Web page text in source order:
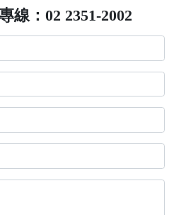
線：02 2351-2002